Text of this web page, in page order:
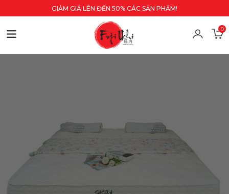
GIẢM GIÁ LÊN ĐẾN 50% CÁC SẢN PHẨM!
0